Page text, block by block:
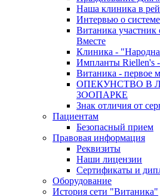
Наша клиника в
Интервью о
Витаника
Вместе
Клиника -
Импланты Riellen's -
Витаника - первое
ОПЕКУНСТВО В
ЗООПАРКЕ
Знак отличия от
Пациентам
Безопасный прием
Правовая информация
Реквизиты
Наши лицензии
Сертификаты и
Оборудование
История сети "Витаника"